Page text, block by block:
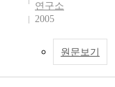
연구소
2005
원문보기